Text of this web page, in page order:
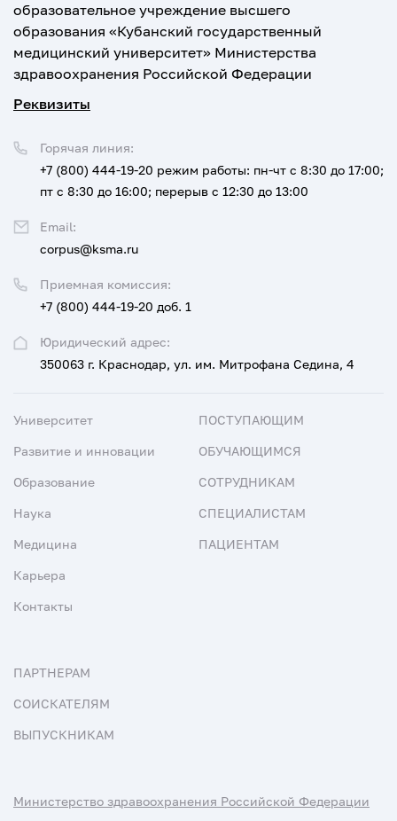
образовательное учреждение высшего
образования «Кубанский государственный
медицинский университет» Министерства
здравоохранения Российской Федерации
Реквизиты
Юридический адрес:
350063 г. Краснодар, ул. им. Митрофана Седина, 4
Приемная комиссия:
+7 (800) 444-19-20 доб. 1
Горячая линия:
+7 (800) 444-19-20 режим работы: пн-чт с 8:30 до 17:00;
пт с 8:30 до 16:00; перерыв с 12:30 до 13:00
Email:
corpus@ksma.ru
Университет
Развитие и инновации
Образование
Наука
Медицина
Карьера
Контакты
ПОСТУПАЮЩИМ
ОБУЧАЮЩИМСЯ
СОТРУДНИКАМ
СПЕЦИАЛИСТАМ
ПАЦИЕНТАМ
ПАРТНЕРАМ
СОИСКАТЕЛЯМ
ВЫПУСКНИКАМ
Министерство здравоохранения Российской Федерации